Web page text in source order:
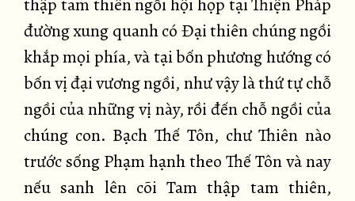
thập tam thiên ngồi hội họp tại Thiện Pháp
đường xung quanh có Đại thiên chúng ngồi
khắp mọi phía, và tại bốn phương hướng có
bốn vị đại vương ngồi, như vậy là thứ tự chỗ
ngồi của những vị này, rồi đến chỗ ngồi của
chúng con. Bạch Thế Tôn, chư Thiên nào
trước sống Phạm hạnh theo Thế Tôn và nay
nếu sanh lên cõi Tam thập tam thiên,